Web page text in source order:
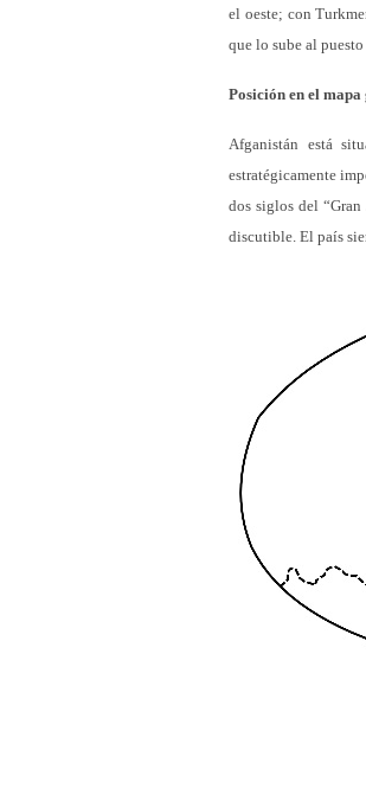
el oeste; con
que lo sube al
Posición en el
Afganistán está
estratégicamente
dos siglos del
discutible. El país